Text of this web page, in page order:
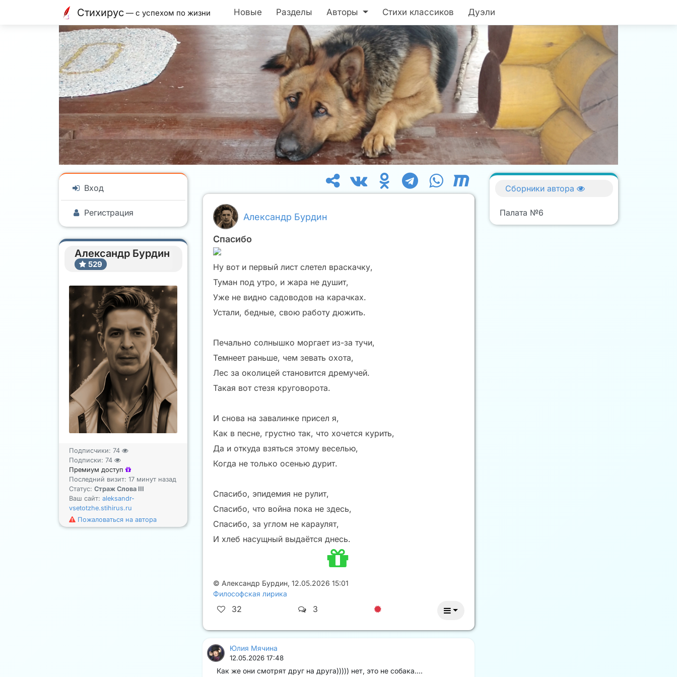
Стихирус — с успехом по жизни Новые Разделы Авторы Стихи классиков Дуэли
Вход
Регистрация
Александр Бурдин
529
Подписчики: 74
Подписки: 74
Премиум доступ
Последний визит: 17 минут назад
Статус: Страж Слова III
Ваш сайт: aleksandr-
vsetotzhe.stihirus.ru
Пожаловаться на автора
Александр Бурдин
Спасибо
Ну вот и первый лист слетел враскачку,
Туман под утро, и жара не душит,
Уже не видно садоводов на карачках.
Устали, бедные, свою работу дюжить.
Печально солнышко моргает из-за тучи,
Темнеет раньше, чем зевать охота,
Лес за околицей становится дремучей.
Такая вот стезя круговорота.
И снова на завалинке присел я,
Как в песне, грустно так, что хочется курить,
Да и откуда взяться этому веселью,
Когда не только осенью дурит.
Спасибо, эпидемия не рулит,
Спасибо, что война пока не здесь,
Спасибо, за углом не караулят,
И хлеб насущный выдаётся днесь.
© Александр Бурдин, 12.05.2026 15:01
Философская лирика
32 3
Юлия Мячина
12.05.2026 17:48
Как же они смотрят друг на друга))))) нет, это не собака....
Сборники автора
Палата №6